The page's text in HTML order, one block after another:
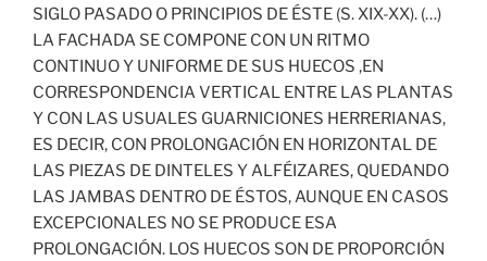
SIGLO PASADO O PRINCIPIOS DE ÉSTE (S. XIX-XX). (…)
LA FACHADA SE COMPONE CON UN RITMO
CONTINUO Y UNIFORME DE SUS HUECOS ,EN
CORRESPONDENCIA VERTICAL ENTRE LAS PLANTAS
Y CON LAS USUALES GUARNICIONES HERRERIANAS,
ES DECIR, CON PROLONGACIÓN EN HORIZONTAL DE
LAS PIEZAS DE DINTELES Y ALFÉIZARES, QUEDANDO
LAS JAMBAS DENTRO DE ÉSTOS, AUNQUE EN CASOS
EXCEPCIONALES NO SE PRODUCE ESA
PROLONGACIÓN. LOS HUECOS SON DE PROPORCIÓN